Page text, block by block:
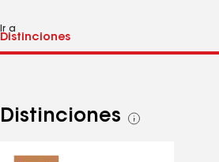
Ir a
Distinciones
Ver